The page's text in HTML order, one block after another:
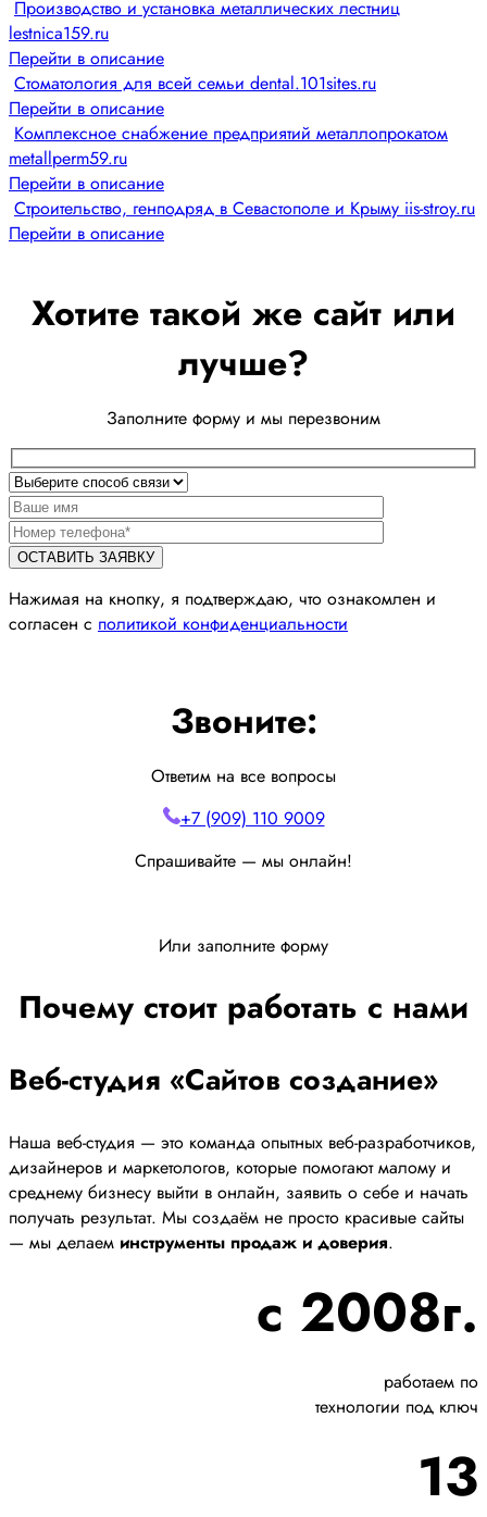
Производство и установка металлических лестниц
lestnica159.ru
Перейти в описание
Стоматология для всей семьи dental.101sites.ru
Перейти в описание
Комплексное снабжение предприятий металлопрокатом
metallperm59.ru
Перейти в описание
Строительство, генподряд в Севастополе и Крыму iis-stroy.ru
Перейти в описание
Хотите такой же сайт или
лучше?
Заполните форму и мы перезвоним
Нажимая на кнопку, я подтверждаю, что ознакомлен и
согласен с политикой конфиденциальности
Звоните:
Ответим на все вопросы
+7 (909) 110 9009
Спрашивайте — мы онлайн!
Или заполните форму
Почему стоит работать с нами
Веб-студия «Сайтов создание»
Наша веб-студия — это команда опытных веб-разработчиков,
дизайнеров и маркетологов, которые помогают малому и
среднему бизнесу выйти в онлайн, заявить о себе и начать
получать результат. Мы создаём не просто красивые сайты
— мы делаем инструменты продаж и доверия.
с 2008г.
работаем по
технологии под ключ
13